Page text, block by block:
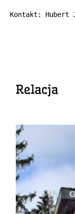
Przejdź
Kontakt: Hubert
Relacja